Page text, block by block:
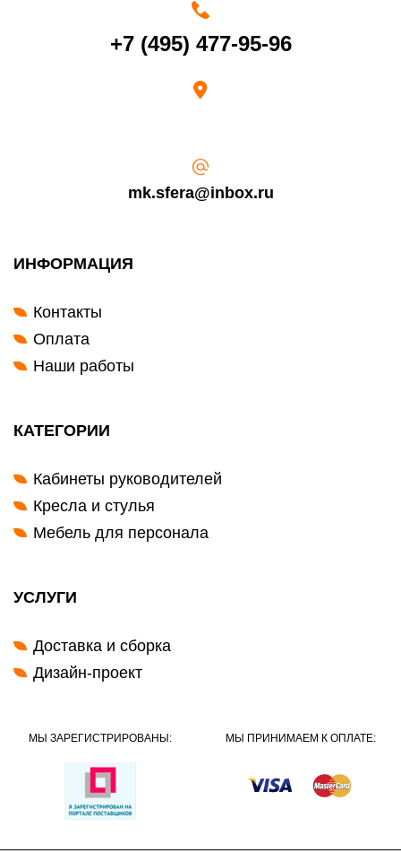
Срок возврата товара надлежащего качества составляет 30 дней с
Возврат переведенных средств производится на Ваш банковский
+7 (495) 477-95-96
mk.sfera@inbox.ru
ИНФОРМАЦИЯ
Контакты
Оплата
Наши работы
КАТЕГОРИИ
Кабинеты руководителей
Кресла и стулья
Мебель для персонала
УСЛУГИ
Доставка и сборка
Дизайн-проект
МЫ ЗАРЕГИСТРИРОВАНЫ: МЫ ПРИНИМАЕМ К ОПЛАТЕ: